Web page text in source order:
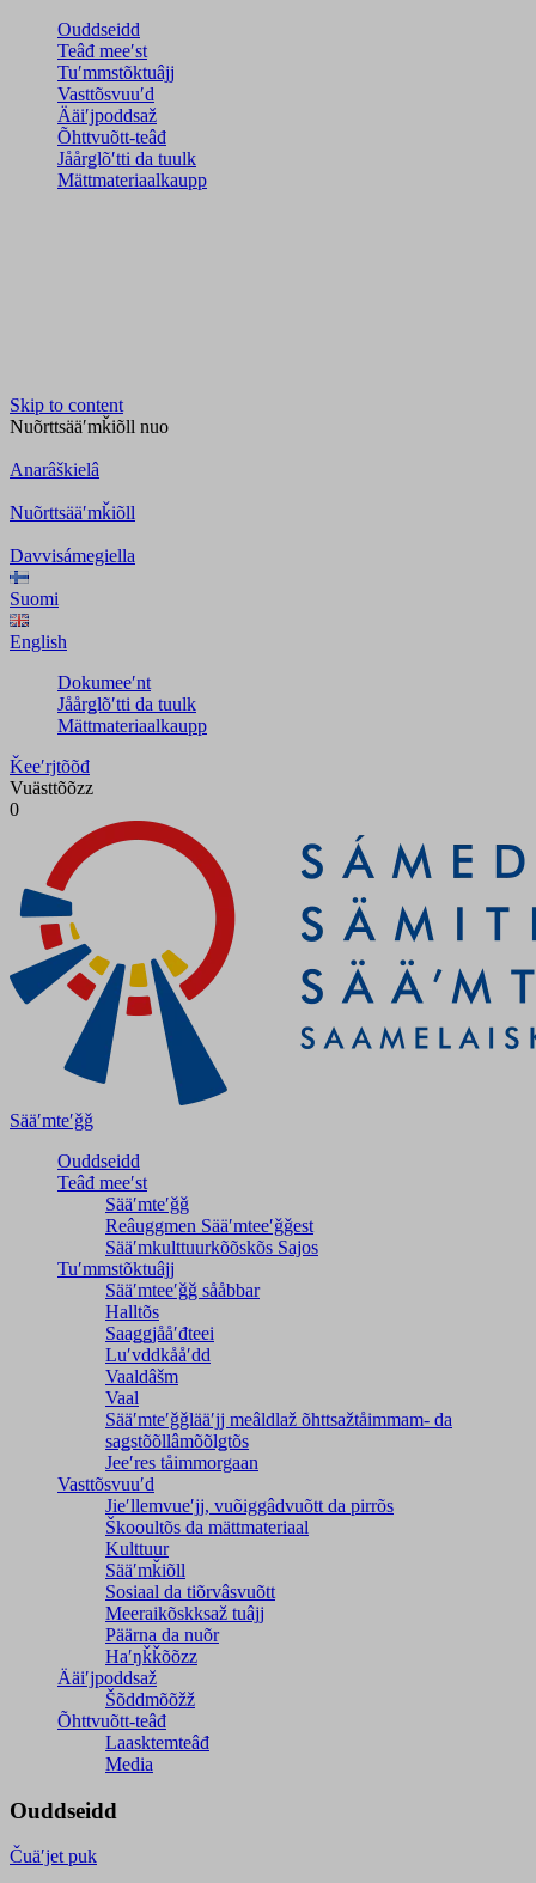
Ouddseidd
Teâđ meeʹst
Tuʹmmstõktuâjj
Vasttõsvuuʹd
Ääiʹjpoddsaž
Õhttvuõtt-teâđ
Jåårǥlõʹtti da tuulk
Mättmateriaalkaupp
Skip to content
Nuõrttsääʹmǩiõll nuo
Anarâškielâ
Nuõrttsääʹmǩiõll
Davvisámegiella
Suomi
English
Dokumeeʹnt
Jåårǥlõʹtti da tuulk
Mättmateriaalkaupp
Ǩeeʹrjtõõđ
Vuästtõõzz
0
Sääʹmteʹǧǧ
Ouddseidd
Teâđ meeʹst
Sääʹmteʹǧǧ
Reâuggmen Sääʹmteeʹǧǧest
Sääʹmkulttuurkõõskõs Sajos
Tuʹmmstõktuâjj
Sääʹmteeʹǧǧ sååbbar
Halltõs
Saaǥǥjååʹđteei
Luʹvddkååʹdd
Vaaldâšm
Vaal
Sääʹmteʹǧǧlääʹjj meâldlaž õhttsažtåimmam- da
saǥstõõllâmõõlǥtõs
Jeeʹres tåimmorgaan
Vasttõsvuuʹd
Jieʹllemvueʹjj, vuõiggâdvuõtt da pirrõs
Škooultõs da mättmateriaal
Kulttuur
Sääʹmǩiõll
Sosiaal da tiõrvâsvuõtt
Meeraikõskksaž tuâjj
Päärna da nuõr
Haʹŋǩǩõõzz
Ääiʹjpoddsaž
Šõddmõõžž
Õhttvuõtt-teâđ
Laasktemteâđ
Media
Ouddseidd
Čuäʹjet puk